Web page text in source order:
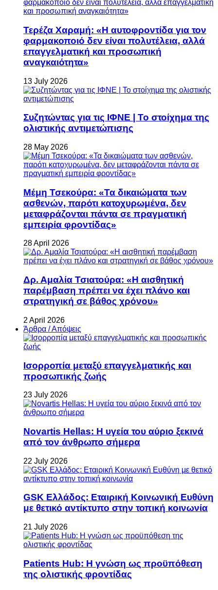
Τερέζα Χαραμή: «Η αυτοφροντίδα για τον
φαρμακοποιό δεν είναι πολυτέλεια, αλλά
επαγγελματική και προσωπική
αναγκαιότητα»
13 July 2026
Συζητώντας για τις ΙΦΝΕ | Το στοίχημα της
ολιστικής αντιμετώπισης
28 May 2026
Μέμη Τσεκούρα: «Τα δικαιώματα των
ασθενών, παρότι κατοχυρωμένα, δεν
μεταφράζονται πάντα σε πραγματική
εμπειρία φροντίδας»
28 April 2026
Δρ. Αμαλία Τσιατούρα: «Η αισθητική
παρέμβαση πρέπει να έχει πλάνο και
στρατηγική σε βάθος χρόνου»
2 April 2026
Άρθρα / Απόψεις
Ισορροπία μεταξύ επαγγελματικής και
προσωπικής ζωής
23 July 2026
Novartis Hellas: Η υγεία του αύριο ξεκινά
από τον άνθρωπο σήμερα
22 July 2026
GSK Ελλάδος: Εταιρική Κοινωνική Ευθύνη
με θετικό αντίκτυπο στην τοπική κοινωνία
21 July 2026
Patients Hub: Η γνώση ως προϋπόθεση
της ολιστικής φροντίδας